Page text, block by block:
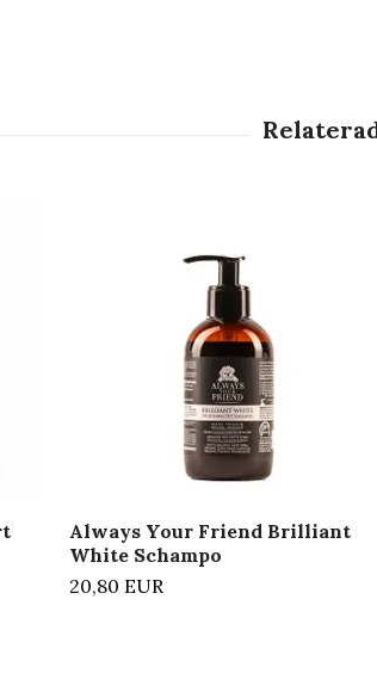
Always Your Friend Brilliant
White Schampo
20,80 EUR